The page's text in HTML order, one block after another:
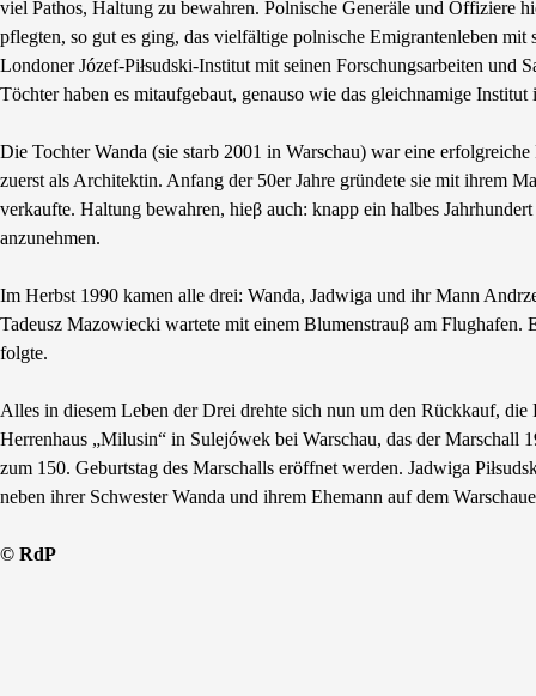
viel Pathos, Haltung zu bewahren. Polnische Generäle und Offiziere
pflegten, so gut es ging, das vielfältige polnische Emigrantenleben
Londoner Józef-Piłsudski-Institut mit seinen Forschungsarbeiten und
Töchter haben es mitaufgebaut, genauso wie das gleichnamige
Die Tochter Wanda (sie starb 2001 in Warschau) war eine
zuerst als Architektin. Anfang der 50er Jahre gründete sie mit ihrem
verkaufte. Haltung bewahren, hieβ auch: knapp ein halbes
anzunehmen.
Im Herbst 1990 kamen alle drei: Wanda, Jadwiga und ihr Mann
Tadeusz Mazowiecki wartete mit einem Blumenstrauβ am
folgte.
Alles in diesem Leben der Drei drehte sich nun um den Rückkauf,
Herrenhaus „Milusin“ in Sulejówek bei Warschau, das der Marschall
zum 150. Geburtstag des Marschalls eröffnet werden. Jadwiga
neben ihrer Schwester Wanda und ihrem Ehemann auf dem
© RdP